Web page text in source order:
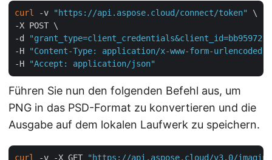
curl -v "https://api.aspose.cloud/connect/token"
\
-X POST \
-d
"grant_type=client_credentials&client_id=bb959721-
-H
"Content-Type: application/x-www-form-urlencoded"
-H
"Accept: application/json"
Führen Sie nun den folgenden Befehl aus, um
PNG in das PSD-Format zu konvertieren und die
Ausgabe auf dem lokalen Laufwerk zu speichern.
curl -v -X GET "https://api.aspose.cloud/v3.0/